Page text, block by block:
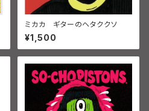
ミカカ ギターのヘタククソ
¥1,500